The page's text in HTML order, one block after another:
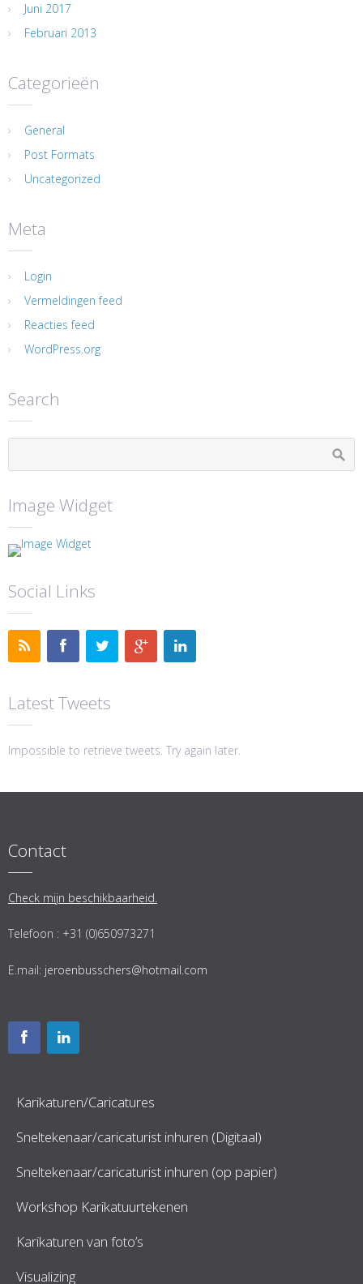
Juni 2017
Februari 2013
Categorieën
General
Post Formats
Uncategorized
Meta
Login
Vermeldingen feed
Reacties feed
WordPress.org
Search
Image Widget
Social Links
Latest Tweets
Impossible to retrieve tweets. Try again later.
Contact
Check mijn beschikbaarheid.
Telefoon : +31 (0)650973271
E.mail: jeroenbusschers@hotmail.com
Karikaturen/Caricatures
Sneltekenaar/caricaturist inhuren (Digitaal)
Sneltekenaar/caricaturist inhuren (op papier)
Workshop Karikatuurtekenen
Karikaturen van foto’s
Visualizing